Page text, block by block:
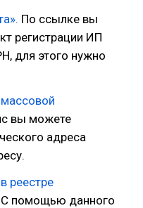
По ссылке вы
регистрации ИП
для этого нужно
вы можете
адреса
реестре
С помощью данного